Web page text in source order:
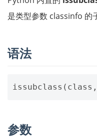
是类型参数 classinfo 的
语法
issubclass ( class ,
参数